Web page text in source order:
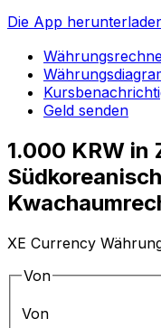
Die App
Geld senden
1.000 KRW in
XE Currency
Von
Von